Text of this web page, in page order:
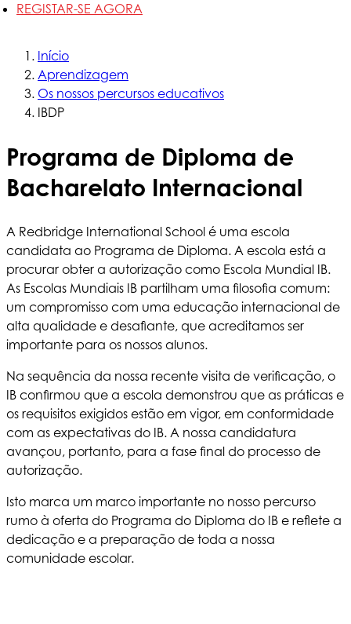
REGISTAR-SE AGORA
Início
Aprendizagem
Os nossos percursos educativos
IBDP
Programa de Diploma de
Bacharelato Internacional
A Redbridge International School é uma escola
candidata ao Programa de Diploma. A escola está a
procurar obter a autorização como Escola Mundial IB.
As Escolas Mundiais IB partilham uma filosofia comum:
um compromisso com uma educação internacional de
alta qualidade e desafiante, que acreditamos ser
importante para os nossos alunos.
Na sequência da nossa recente visita de verificação, o
IB confirmou que a escola demonstrou que as práticas e
os requisitos exigidos estão em vigor, em conformidade
com as expectativas do IB. A nossa candidatura
avançou, portanto, para a fase final do processo de
autorização.
Isto marca um marco importante no nosso percurso
rumo à oferta do Programa do Diploma do IB e reflete a
dedicação e a preparação de toda a nossa
comunidade escolar.